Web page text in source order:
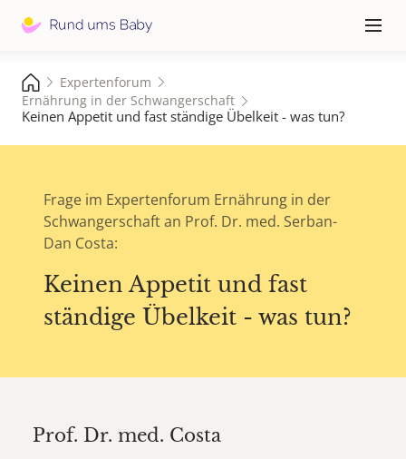
≡
Expertenforum
Ernährung in der Schwangerschaft
Keinen Appetit und fast ständige Übelkeit - was tun?
Frage im Expertenforum Ernährung in der
Schwangerschaft an Prof. Dr. med. Serban-
Dan Costa:
Keinen Appetit und fast
ständige Übelkeit - was tun?
Prof. Dr. med. Costa